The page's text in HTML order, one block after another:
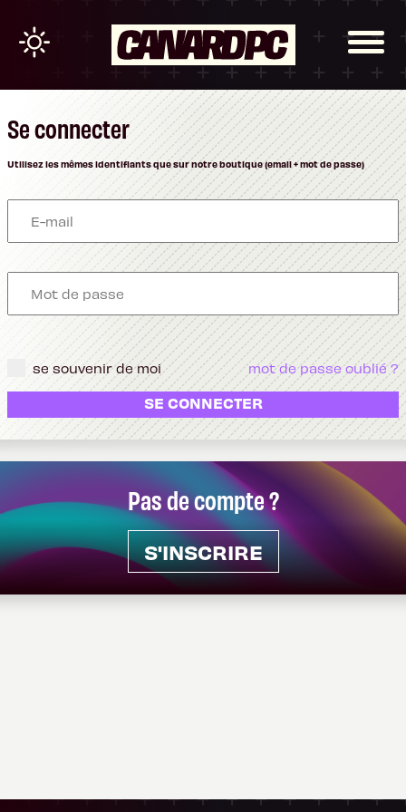
Pas de compte ?
S'INSCRIRE
Se connecter
Utilisez les mêmes identifiants que sur notre boutique (email + mot de passe)
se souvenir de moi mot de passe oublié ?
SE CONNECTER